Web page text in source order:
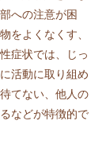
への注意が困
をよくなくす、
症状では、じっ
活動に取り組め
てない、他人の
などが特徴的で